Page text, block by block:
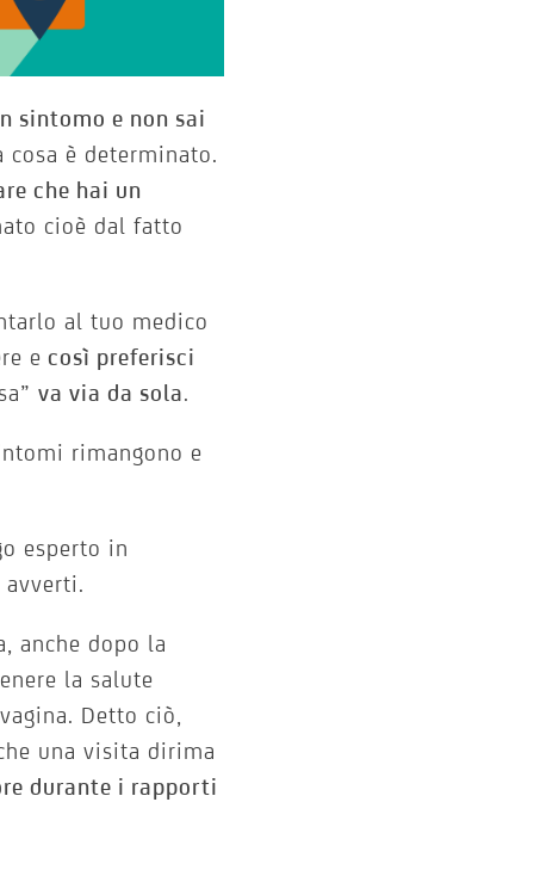
sintomo e non sai
cosa è determinato.
che hai un
cioè dal fatto
al tuo medico
e così preferisci
va via da sola.
rimangono e
esperto in
anche dopo la
la salute
Detto ciò,
una visita dirima
durante i rapporti